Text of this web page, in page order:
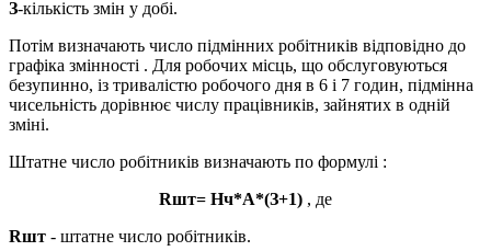
З-кількість змін у добі.
Потім визначають число підмінних робітників відповідно до
графіка змінності . Для робочих місць, що обслуговуються
безупинно, із тривалістю робочого дня в 6 і 7 годин, підмінна
чисельність дорівнює числу працівників, зайнятих в одній
зміні.
Штатне число робітників визначають по формулі :
Rшт= Нч*А*(З+1) , де
Rшт - штатне число робітників.